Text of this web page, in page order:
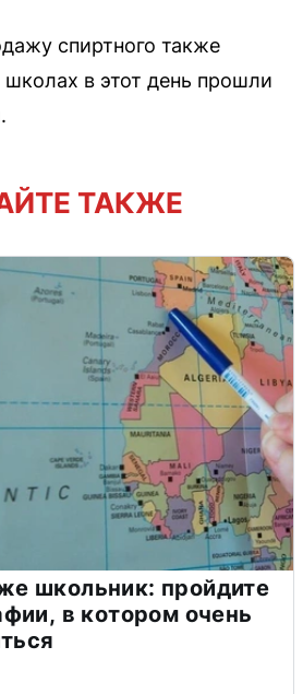
спиртного также
в этот день прошли
ТАКЖЕ
школьник: пройдите
в котором очень